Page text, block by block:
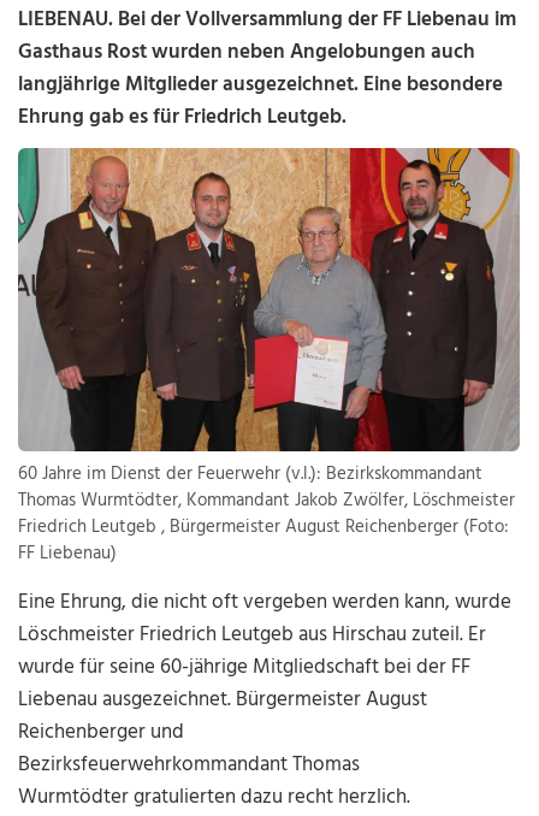
LIEBENAU. Bei der Vollversammlung der FF Liebenau im
Gasthaus Rost wurden neben Angelobungen auch
langjährige Mitglieder ausgezeichnet. Eine besondere
Ehrung gab es für Friedrich Leutgeb.
60 Jahre im Dienst der Feuerwehr (v.l.): Bezirkskommandant
Thomas Wurmtödter, Kommandant Jakob Zwölfer, Löschmeister
Friedrich Leutgeb , Bürgermeister August Reichenberger (Foto:
FF Liebenau)
Eine Ehrung, die nicht oft vergeben werden kann, wurde
Löschmeister Friedrich Leutgeb aus Hirschau zuteil. Er
wurde für seine 60-jährige Mitgliedschaft bei der FF
Liebenau ausgezeichnet. Bürgermeister August
Reichenberger und
Bezirksfeuerwehrkommandant Thomas
Wurmtödter gratulierten dazu recht herzlich.